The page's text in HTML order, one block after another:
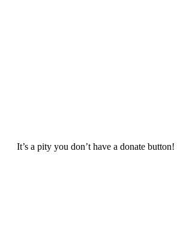
It’s a pity you don’t have a donate